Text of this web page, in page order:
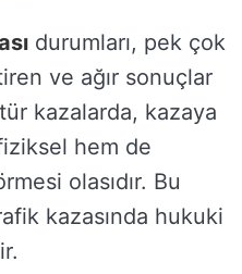
durumları, pek çok
ve ağır sonuçlar
kazalarda, kazaya
hem de
olasıdır. Bu
kazasında hukuki